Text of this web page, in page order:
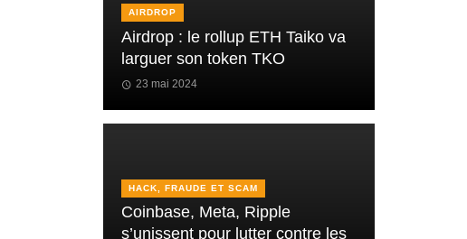
AIRDROP
Airdrop : le rollup ETH Taiko va
larguer son token TKO
23 mai 2024
HACK, FRAUDE ET SCAM
Coinbase, Meta, Ripple
s’unissent pour lutter contre les